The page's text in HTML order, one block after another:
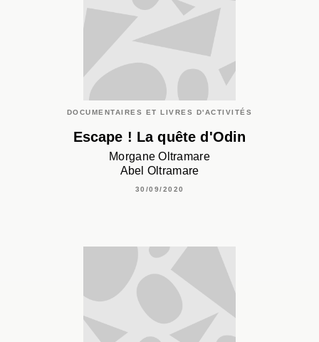
DOCUMENTAIRES ET LIVRES D'ACTIVITÉS
Escape ! La quête d'Odin
Morgane Oltramare
Abel Oltramare
30/09/2020